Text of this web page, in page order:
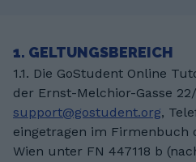
1. GELTUNGSBEREICH
1.1. Die GoStudent Online
der Ernst-Melchior-Gasse
support@gostudent.org,
eingetragen im Firmenbuch
Wien unter FN 447118 b